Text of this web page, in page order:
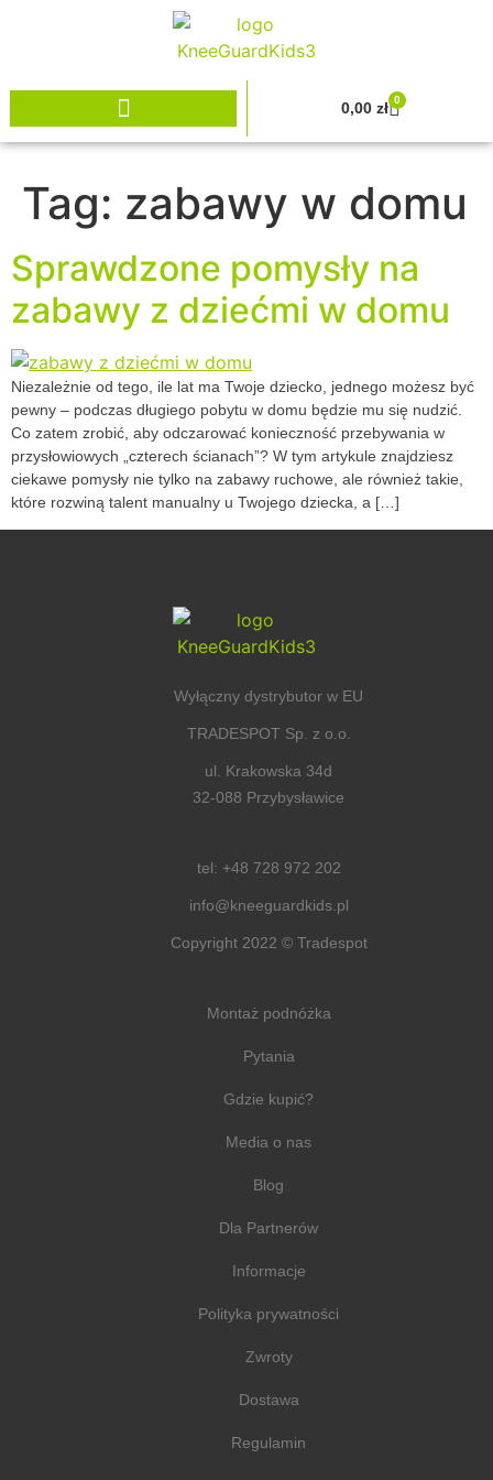
0,00 zł 0
Tag: zabawy w domu
Sprawdzone pomysły na
zabawy z dziećmi w domu
Niezależnie od tego, ile lat ma Twoje dziecko, jednego możesz być
pewny – podczas długiego pobytu w domu będzie mu się nudzić.
Co zatem zrobić, aby odczarować konieczność przebywania w
przysłowiowych „czterech ścianach”? W tym artykule znajdziesz
ciekawe pomysły nie tylko na zabawy ruchowe, ale również takie,
które rozwiną talent manualny u Twojego dziecka, a […]
Wyłączny dystrybutor w EU
TRADESPOT Sp. z o.o.
ul. Krakowska 34d
32-088 Przybysławice
tel: +48 728 972 202
info@kneeguardkids.pl
Copyright 2022 © Tradespot
Montaż podnóżka
Pytania
Gdzie kupić?
Media o nas
Blog
Dla Partnerów
Informacje
Polityka prywatności
Zwroty
Dostawa
Regulamin